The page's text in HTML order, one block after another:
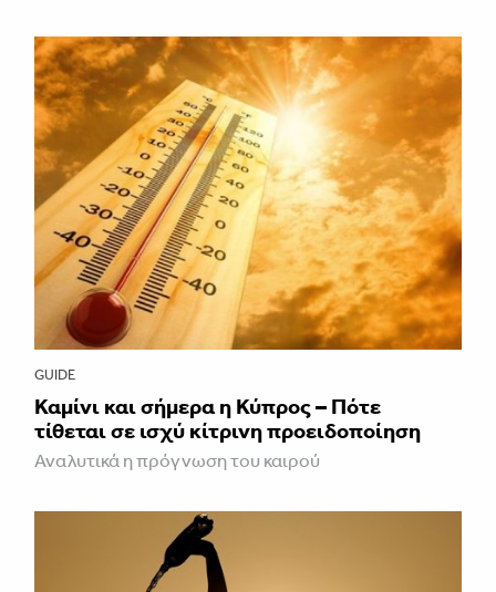
GUIDE
Καμίνι και σήμερα η Κύπρος – Πότε
τίθεται σε ισχύ κίτρινη προειδοποίηση
Αναλυτικά η πρόγνωση του καιρού